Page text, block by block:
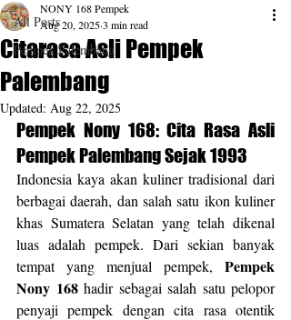
All Posts
Pempek Palembang
Citarasa Asli Pempek
Palembang
NONY 168 Pempek
Aug 20, 20253 min read
Updated: Aug 22, 2025
Pempek Nony 168: Cita Rasa Asli
Pempek Palembang Sejak 1993
Indonesia kaya akan kuliner tradisional dari
berbagai daerah, dan salah satu ikon kuliner
khas Sumatera Selatan yang telah dikenal
luas adalah pempek. Dari sekian banyak
tempat yang menjual pempek, Pempek
Nony 168 hadir sebagai salah satu pelopor
penyaji pempek dengan cita rasa otentik